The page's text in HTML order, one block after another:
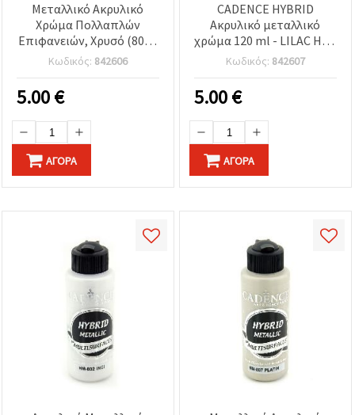
Μεταλλικό Ακρυλικό
Χρώμα Πολλαπλών
Επιφανειών, Χρυσό (800),
120 ml, CADENCE HYBRID
– Για Τέχνες &
Χειροτεχνίες, Ξύλο, Γυαλί,
Μέταλλο κ.ά.
Κωδικός: 842606
5.00€
ΑΓΟΡΆ
CADENCE HYBRID
Ακρυλικό μεταλλικό
χρώμα 120 ml - LILAC HM-
810
Κωδικός: 842607
5.00€
ΑΓΟΡΆ